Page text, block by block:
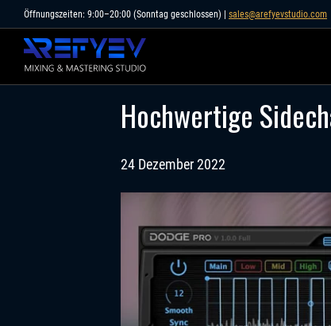
to
content
Öffnungszeiten: 9:00–20:00 (Sonntag geschlossen) | sales@arefyevstudio.com
Hochwertige
24 Dezember 2022